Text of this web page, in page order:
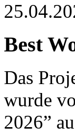
Best
Das
wurde
2026”